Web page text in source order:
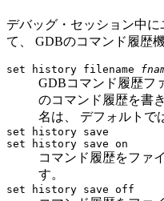
デバッグ・セッション中
て、 GDBのコマンド履歴
set history filename
GDBコマンド履歴フ
のコマンド履歴を書
名は、 デフォルトで
set history save
set history save on
コマンド履歴をファ
す。
set history save off